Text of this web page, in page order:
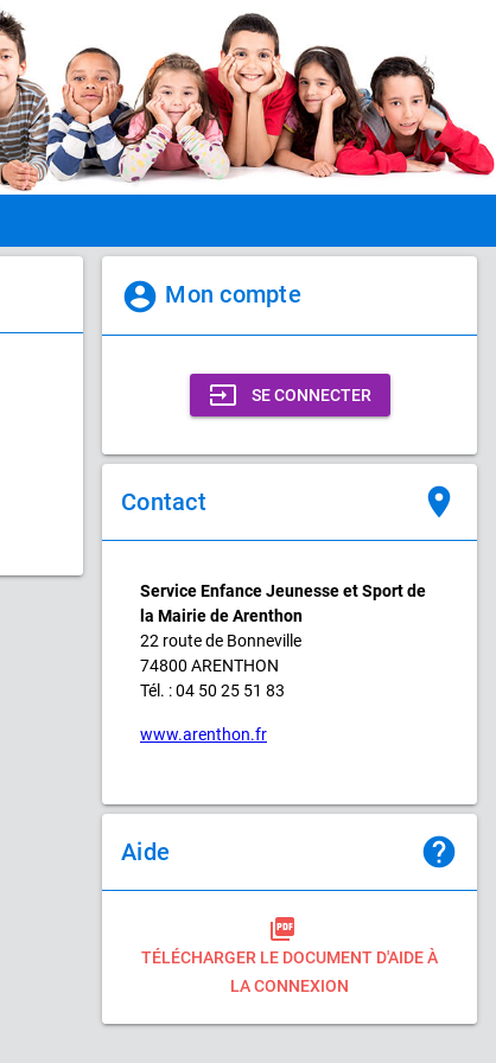
account_circle Mon compte
input SE CONNECTER
Contact place
Service Enfance Jeunesse et Sport de
la Mairie de Arenthon
22 route de Bonneville
74800 ARENTHON
Tél. : 04 50 25 51 83
www.arenthon.fr
Aide help
picture_as_pdf
TÉLÉCHARGER LE DOCUMENT D'AIDE À
LA CONNEXION